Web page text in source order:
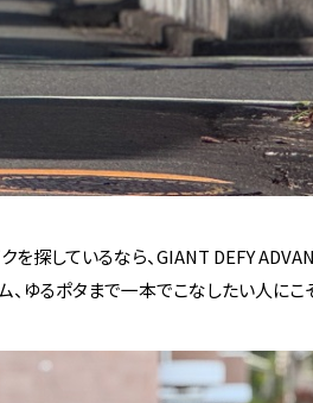
探しているなら、GIANT DEFY
、ゆるポタまで一本でこなしたい人にこ